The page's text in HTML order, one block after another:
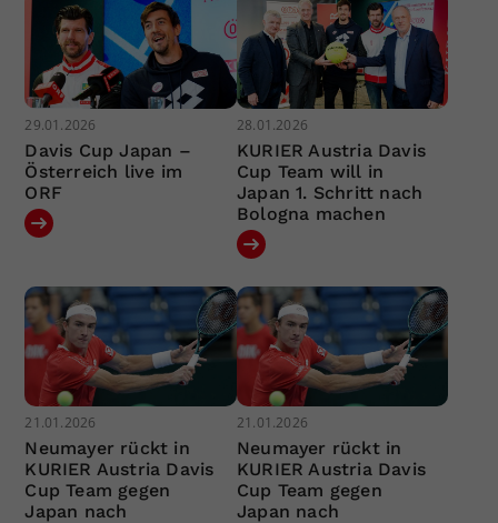
29.01.2026
Davis Cup Japan –
Österreich live im
ORF
28.01.2026
KURIER Austria Davis
Cup Team will in
Japan 1. Schritt nach
Bologna machen
21.01.2026
Neumayer rückt in
KURIER Austria Davis
Cup Team gegen
Japan nach
21.01.2026
Neumayer rückt in
KURIER Austria Davis
Cup Team gegen
Japan nach